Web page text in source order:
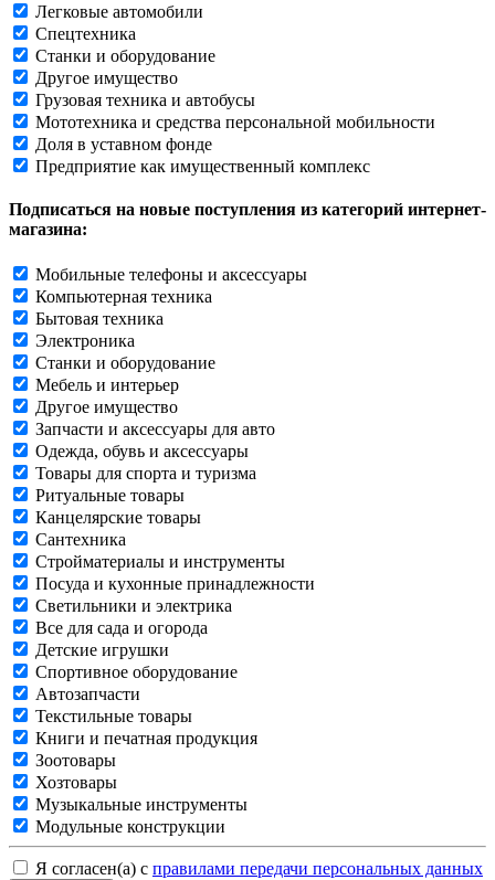
Легковые автомобили
Спецтехника
Станки и оборудование
Другое имущество
Грузовая техника и автобусы
Мототехника и средства персональной мобильности
Доля в уставном фонде
Предприятие как имущественный комплекс
Подписаться на новые поступления из категорий интернет-
магазина:
Мобильные телефоны и аксессуары
Компьютерная техника
Бытовая техника
Электроника
Станки и оборудование
Мебель и интерьер
Другое имущество
Запчасти и аксессуары для авто
Одежда, обувь и аксессуары
Товары для спорта и туризма
Ритуальные товары
Канцелярские товары
Сантехника
Стройматериалы и инструменты
Посуда и кухонные принадлежности
Светильники и электрика
Все для сада и огорода
Детские игрушки
Спортивное оборудование
Автозапчасти
Текстильные товары
Книги и печатная продукция
Зоотовары
Хозтовары
Музыкальные инструменты
Модульные конструкции
Я согласен(а) с правилами передачи персональных данных